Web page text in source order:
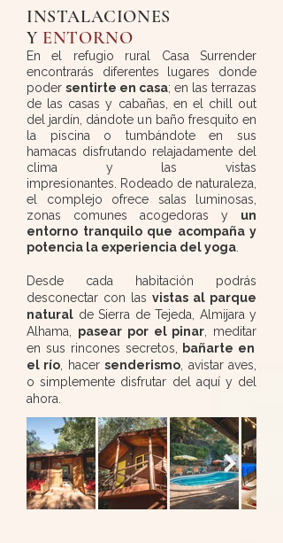
INSTALACIONES
Y ENTORNO
En el refugio rural Casa Surrender
encontrarás diferentes lugares donde
poder sentirte en casa; en las terrazas
de las casas y cabañas, en el chill out
del jardín, dándote un baño fresquito en
la piscina o tumbándote en sus
hamacas disfrutando relajadamente del
clima y las vistas
impresionantes.
Rodeado de naturaleza,
el complejo ofrece salas luminosas,
zonas comunes acogedoras y un
entorno tranquilo que acompaña y
potencia la experiencia del yoga
Desde cada habitación podrás
desconectar con las vistas al parque
natural de Sierra de Tejeda, Almijara y
Alhama, pasear por el pinar
meditar
en sus rincones secretos,
bañarte en
el río , hacersenderismo , avistar aves,
o simplemente disfrutar del aquí y del
ahora.